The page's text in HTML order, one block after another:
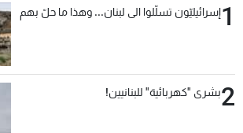
1إسرائيليّون تسلّلوا الى لبنان... وهذا ما حلّ بهم
2بشرى "كهربائية" للبنانيين!